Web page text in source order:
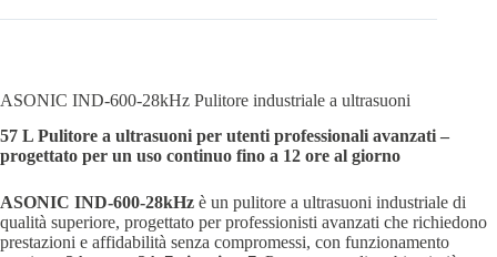
ASONIC IND-600-28kHz Pulitore industriale a ultrasuoni
57 L Pulitore a ultrasuoni per utenti professionali avanzati –
progettato per un uso continuo fino a 12 ore al giorno
ASONIC IND-600-28kHz è un pulitore a ultrasuoni industriale di
qualità superiore, progettato per professionisti avanzati che richiedono
prestazioni e affidabilità senza compromessi, con funzionamento